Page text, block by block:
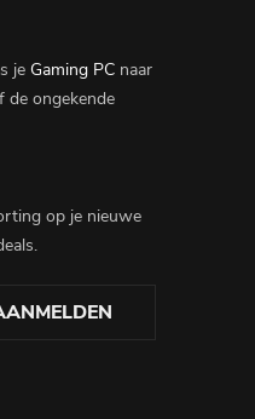
je Gaming PCnaar
de ongekende
op je nieuwe